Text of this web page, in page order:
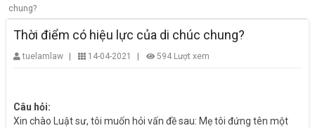
chung?
Thời điểm có hiệu lực của di chúc chung?
tuelamlaw | 14-04-2021 | 594 Lượt xem
Câu hỏi:
Xin chào Luật sư, tôi muốn hỏi vấn đề sau: Mẹ tôi đứng tên một